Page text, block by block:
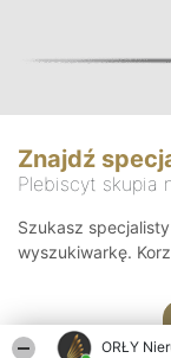
ORŁY
Znajdź
Plebiscyt skupia
Szukasz
wyszukiwarkę.